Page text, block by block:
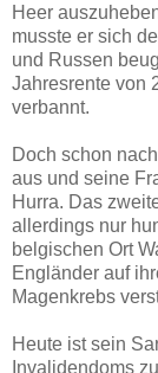
Heer
musste er sich
und Russen
Jahresrente von
verbannt.
Doch schon
aus und seine
Hurra. Das
allerdings nur
belgischen Ort
Engländer auf
Magenkrebs
Heute ist sein
Invalidendoms